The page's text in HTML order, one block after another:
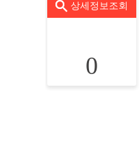
상세정보조회
0